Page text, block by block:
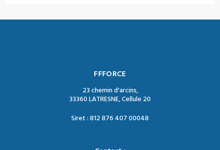
FFFORCE
23 chemin d'arcins,
33360 LATRESNE, Cellule 20
Siret : 812 876 407 00048